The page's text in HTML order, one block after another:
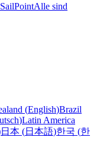
Alle sind
(English)Brazil
)Latin America
日本 (日本語)한국 (한